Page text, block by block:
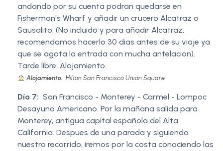
andando por su cuenta podran quedarse en
Fisherman's Wharf y añadir un crucero Alcatraz o
Sausalito. (No incluido y para añadir Alcatraz,
recomendamos hacerlo 30 dias antes de su viaje ya
que se agota la entrada con mucha antelacion).
Tarde libre. Alojamiento.
Alojamiento: Hilton San Francisco Union Square
Día 7: San Francisco - Monterey - Carmel - Lompoc
Desayuno Americano. Por la mañana salida para
Monterey, antigua capital española del Alta
California. Despues de una parada y siguiendo
nuestro recorrido, iremos por la costa conociendo las